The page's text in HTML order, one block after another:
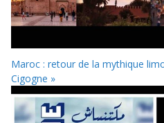
Maroc : retour de la mythique
Cigogne »